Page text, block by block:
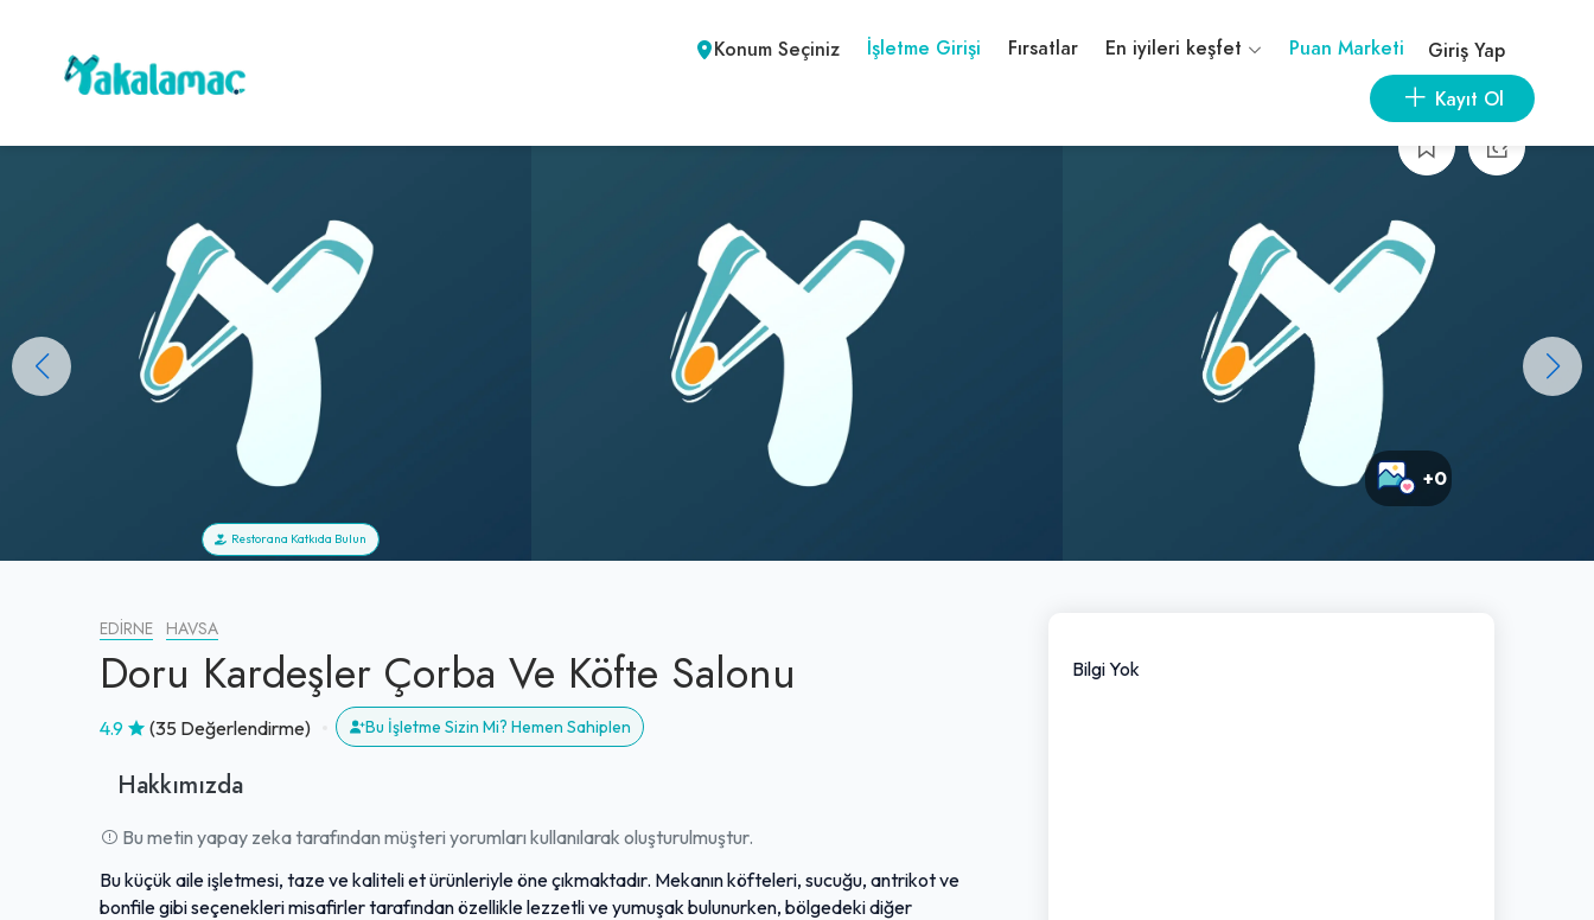
Konum Seçiniz İşletme Girişi Fırsatlar En iyileri keşfet Puan Marketi
Giriş Yap
Kayıt Ol
+0
Restorana Katkıda Bulun
EDIRNE HAVSA
Doru Kardeşler Çorba Ve Köfte Salonu
4.9 (35 Değerlendirme) Bu İşletme Sizin Mi? Hemen Sahiplen
Hakkımızda
Bu metin yapay zeka tarafından müşteri yorumları kullanılarak oluşturulmuştur.
Bu küçük aile işletmesi, taze ve kaliteli et ürünleriyle öne çıkmaktadır. Mekanın köfteleri, sucuğu, antrikot ve
bonfile gibi seçenekleri misafirler tarafından özellikle lezzetli ve yumuşak bulunurken, bölgedeki diğer
Bilgi Yok